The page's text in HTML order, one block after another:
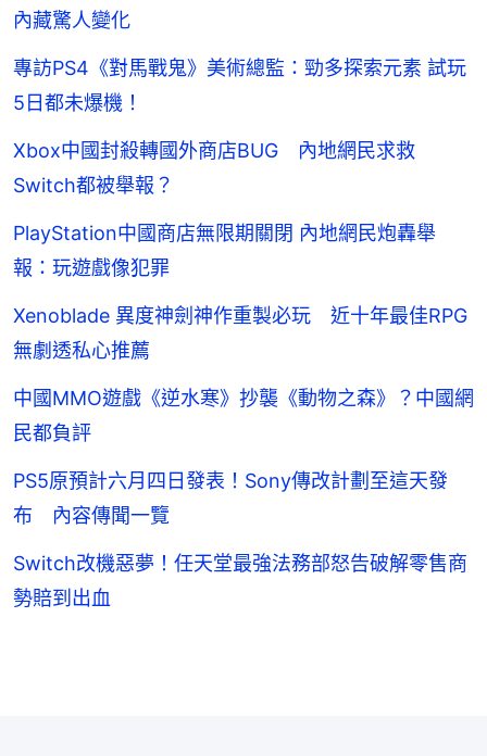
內藏驚人變化
專訪PS4《對馬戰鬼》美術總監：勁多探索元素 試玩
5日都未爆機！
Xbox中國封殺轉國外商店BUG 內地網民求救
Switch都被舉報？
PlayStation中國商店無限期關閉 內地網民炮轟舉
報：玩遊戲像犯罪
Xenoblade 異度神劍神作重製必玩 近十年最佳RPG
無劇透私心推薦
中國MMO遊戲《逆水寒》抄襲《動物之森》？中國網
民都負評
PS5原預計六月四日發表！Sony傳改計劃至這天發
布 內容傳聞一覽
Switch改機惡夢！任天堂最強法務部怒告破解零售商
勢賠到出血